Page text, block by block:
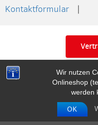
Wir nutzen
Onlineshop
werden
OK
Kontaktformular